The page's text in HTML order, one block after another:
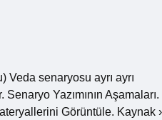
senaryosu ayrı ayrı
Yazımının Aşamaları.
Görüntüle. Kaynak ›